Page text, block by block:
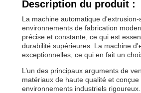
Description du produit :
La machine automatique
environnements de fabrication
précise et constante, ce qui est
durabilité supérieures. La machine
exceptionnelles, ce qui en fait un
L’un des principaux arguments de
matériaux de haute qualité et
environnements industriels